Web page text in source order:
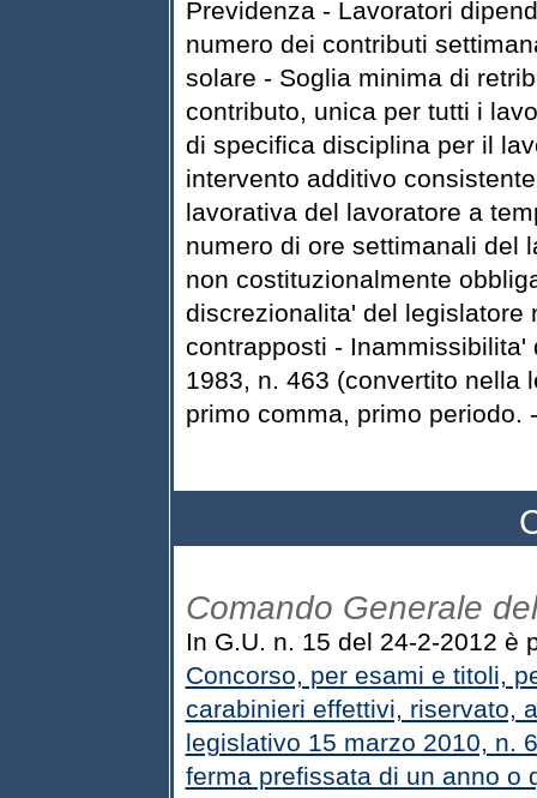
Previdenza - Lavoratori
numero dei contributi
solare - Soglia minima di
contributo, unica per tutti i
di specifica disciplina per il
intervento additivo
lavorativa del lavoratore a
numero di ore settimanali del
non costituzionalmente
discrezionalita' del legislatore
contrapposti -
1983, n. 463 (convertito nella
primo comma, primo periodo.
Comando Generale
In G.U. n. 15 del 24-2-2012 è
Concorso, per esami e titoli,
carabinieri effettivi, riservato,
legislativo 15 marzo 2010, n.
ferma prefissata di un anno o